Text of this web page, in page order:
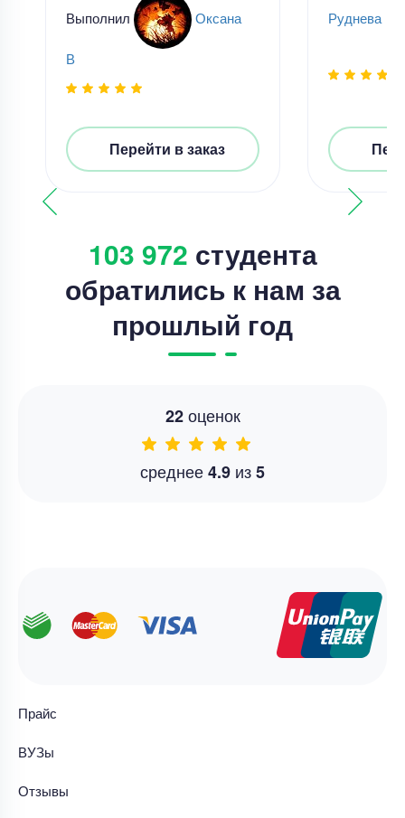
Выполнил Оксана
В
Перейти в заказ
Руднева
103 972 студента
обратились к нам за
прошлый год
22оценок
среднее4.9 из5
Прайс
ВУЗы
Отзывы